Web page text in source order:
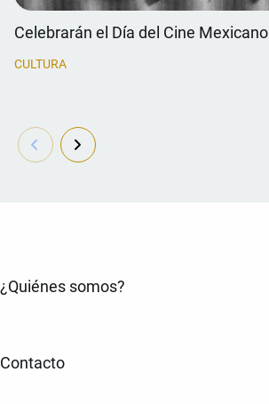
Celebrarán el Día del Cine Mexicano
CULTURA
¿Quiénes somos?
Contacto